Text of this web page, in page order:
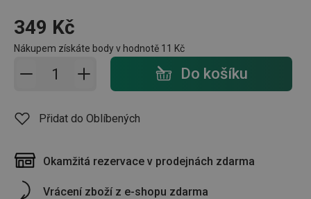
349 Kč
Nákupem získáte body v hodnotě 11 Kč
Přidat do košíku - počet Do košíku
Přidat do Oblíbených
Okamžitá rezervace v prodejnách zdarma
Vrácení zboží z e-shopu zdarma